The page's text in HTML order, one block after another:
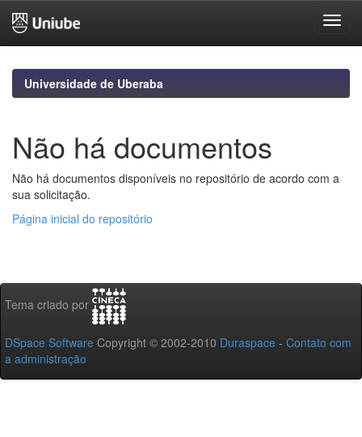
navigationUniversidade de Uberaba
Não há documentos
Não há documentos disponíveis no repositório de acordo com a
sua solicitação.
Página inicial do repositório
Tema criado por
DSpace Software Copyright © 2002-2010 Duraspace - Contato com
a administração